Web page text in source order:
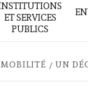
ET SERVICES
PUBLICS
UN